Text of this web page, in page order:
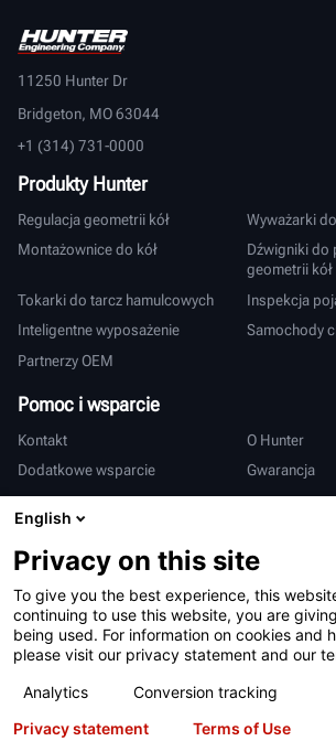
11250 Hunter Dr
Bridgeton, MO 63044
+1 (314) 731-0000
Produkty Hunter
Regulacja geometrii kół
Wyważarki
Montażownice do kół
Dźwigniki do
geometrii kół
Tokarki do tarcz hamulcowych
Inspekcja
Inteligentne wyposażenie
Samochody
Partnerzy OEM
Pomoc i wsparcie
Kontakt
O Hunter
Dodatkowe wsparcie
Gwarancja
Międzynarodowy
Sprzedaż i serwis
Warunki użytkowania Polityka
English
Privacy on this site
To give you the best experience, this
continuing to use this website, you are
being used. For information on cookies and
please visit our privacy statement and our
Analytics
Conversion tracking
Privacy statement
Terms of Use